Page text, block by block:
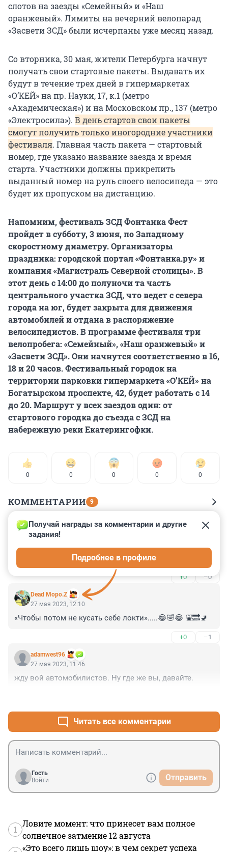
слотов на заезды «Семейный» и «Наш
оранжевый». Лимиты на вечерний велопарад
«Засвети ЗСД» были исчерпаны уже месяц назад.
Со вторника, 30 мая, жители Петербурга начнут
получать свои стартовые пакеты. Выдавать их
будут в течение трех дней в гипермаркетах
«О’КЕЙ» на пр. Науки, 17, к.1 (метро
«Академическая») и на Московском пр., 137 (метро
«Электросила»). В день стартов свои пакеты
смогут получить только иногородние участники
фестиваля. Главная часть пакета — стартовый
номер, где указано название заезда и время
старта. Участники должны прикрепить
выданный номер на руль своего велосипеда — это
будет их пропуском на дистанцию.
Напомним, фестиваль ЗСД Фонтанка Фест
пройдет в субботу, 3 июня, по Западному
скоростному диаметру. Организаторы
праздника: городской портал «Фонтанка.ру» и
компания «Магистраль Северной столицы». В
этот день с 14:00 до полуночи та часть
центрального участка ЗСД, что ведет с севера
города на юг, будет закрыта для движения
автомобилей и отдана в распоряжение
велосипедистов. В программе фестиваля три
велопробега: «Семейный», «Наш оранжевый» и
«Засвети ЗСД». Они начнутся соответственно в 16,
18 и 20 часов. Фестивальный городок на
территории парковки гипермаркета «О’КЕЙ»на
Богатырском проспекте, 42, будет работать с 14
до 20. Маршрут у всех заездов один: от
стартового городка до съезда с ЗСД на
набережную реки Екатерингофки.
0 0 0 0 0
КОММЕНТАРИИ 9
Гость
27 мая 2023, 21:43
Заплати и радуйся!
Сколько фонтанке платят за рекламу барыг?
+0 –0
Dead Моро.Z
Получай награды за комментарии и другие
задания!
Подробнее в профиле
27 мая 2023, 12:10
«Чтобы потом не кусать себе локти».....😂🤣😂 ⛲️🔜🚽
+0 –1
adamwest96
27 мая 2023, 11:46
жду вой автомобилистов. Ну где же вы, давайте.
Читать все комментарии
Гость
Войти
Отправить
1
Ловите момент: что принесет вам полное
солнечное затмение 12 августа
«Это всего лишь шоу»: в чем секрет успеха